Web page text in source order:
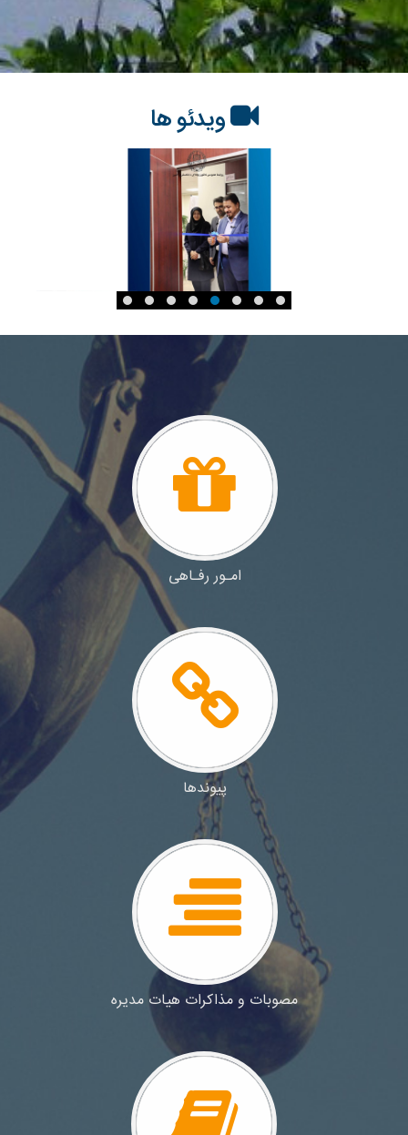
ویدئو ها
امـور رفـاهی
پیوندها
مصوبات و مذاکرات هیات مدیره